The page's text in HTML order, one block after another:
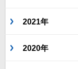
2021年
2020年